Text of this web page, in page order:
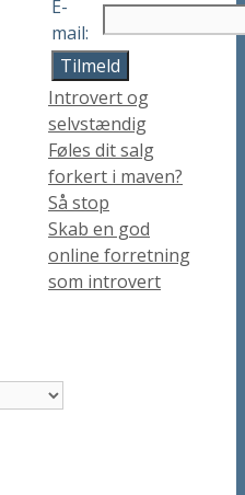
E-
mail:
Tilmeld
Kategorier
Introvert og
selvstændig
Føles dit salg
forkert i maven?
Så stop
Skab en god
online forretning
som introvert